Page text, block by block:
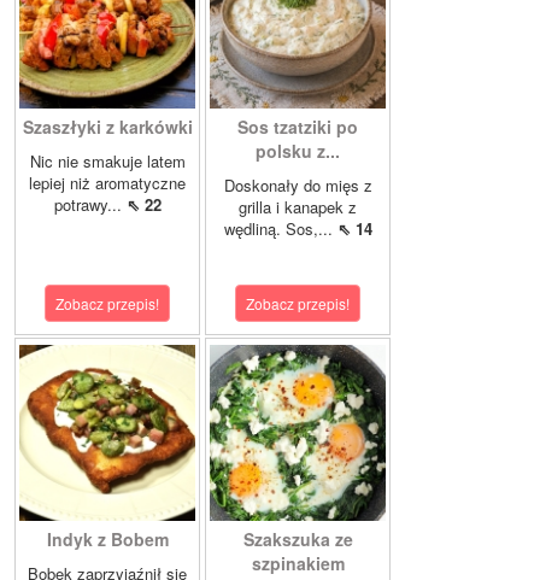
Szaszłyki z karkówki
Nic nie smakuje latem
lepiej niż aromatyczne
potrawy... ⇖ 22
Zobacz przepis!
Sos tzatziki po
polsku z...
Doskonały do mięs z
grilla i kanapek z
wędliną. Sos,... ⇖ 14
Zobacz przepis!
Indyk z Bobem
Bobek zaprzyjaźnił się
Szakszuka ze
szpinakiem